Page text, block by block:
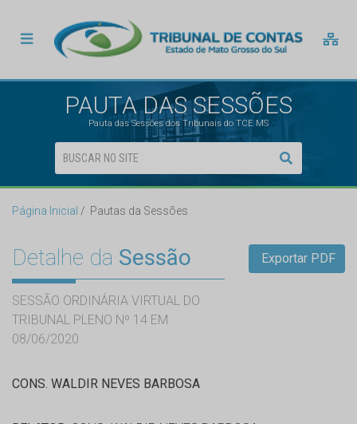
PAUTA DAS SESSÕES
Pauta das Sessões dos Tribunais do TCE MS
Página Inicial Pautas da Sessões
Detalhe da Sessão
SESSÃO ORDINÁRIA VIRTUAL DO
TRIBUNAL PLENO Nº 14 EM
08/06/2020
Exportar PDF
CONS. WALDIR NEVES BARBOSA